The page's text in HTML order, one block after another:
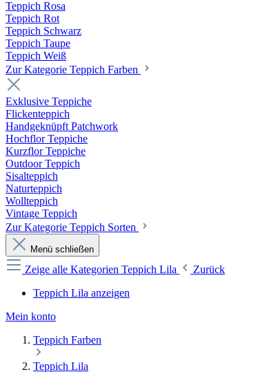
Teppich Rosa
Teppich Rot
Teppich Schwarz
Teppich Taupe
Teppich Weiß
Zur Kategorie Teppich Farben
Exklusive Teppiche
Flickenteppich
Handgeknüpft Patchwork
Hochflor Teppiche
Kurzflor Teppiche
Outdoor Teppich
Sisalteppich
Naturteppich
Wollteppich
Vintage Teppich
Zur Kategorie Teppich Sorten
Menü schließen
Zeige alle Kategorien Teppich Lila
Zurück
Teppich Lila anzeigen
Mein konto
Teppich Farben
Teppich Lila